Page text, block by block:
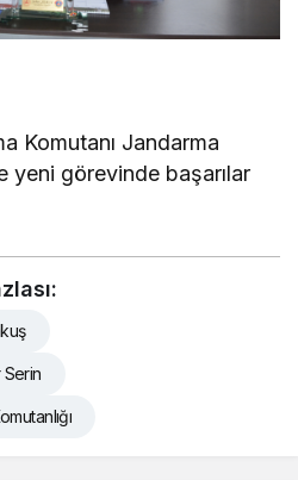
Komutanı Jandarma
yeni görevinde başarılar